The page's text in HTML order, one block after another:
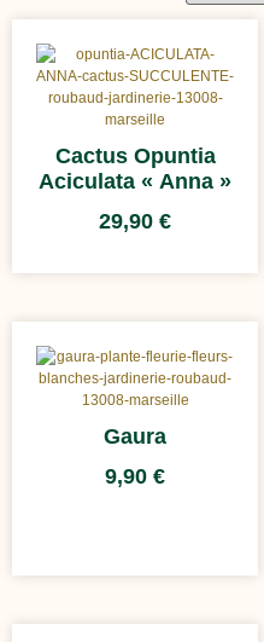
Cactus Opuntia
Aciculata « Anna »
29,90 €
Gaura
9,90 €